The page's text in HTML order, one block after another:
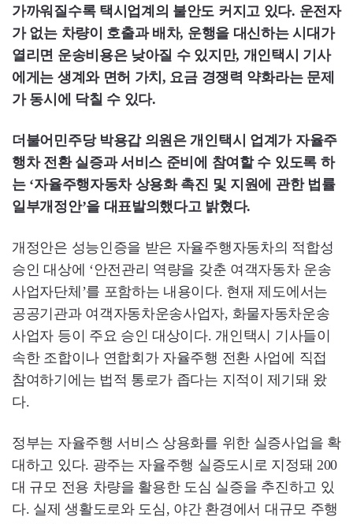
가까워질수록 택시업계의 불안도 커지고 있다. 운전자
가 없는 차량이 호출과 배차, 운행을 대신하는 시대가
열리면 운송비용은 낮아질 수 있지만, 개인택시 기사
에게는 생계와 면허 가치, 요금 경쟁력 약화라는 문제
가 동시에 닥칠 수 있다.
더불어민주당 박용갑 의원은 개인택시 업계가 자율주
행차 전환 실증과 서비스 준비에 참여할 수 있도록 하
는 ‘자율주행자동차 상용화 촉진 및 지원에 관한 법률
일부개정안’을 대표발의했다고 밝혔다.
개정안은 성능인증을 받은 자율주행자동차의 적합성
승인 대상에 ‘안전관리 역량을 갖춘 여객자동차 운송
사업자단체’를 포함하는 내용이다. 현재 제도에서는
공공기관과 여객자동차운송사업자, 화물자동차운송
사업자 등이 주요 승인 대상이다. 개인택시 기사들이
속한 조합이나 연합회가 자율주행 전환 사업에 직접
참여하기에는 법적 통로가 좁다는 지적이 제기돼 왔
다.
정부는 자율주행 서비스 상용화를 위한 실증사업을 확
대하고 있다. 광주는 자율주행 실증도시로 지정돼 200
대 규모 전용 차량을 활용한 도심 실증을 추진하고 있
다. 실제 생활도로와 도심, 야간 환경에서 대규모 주행